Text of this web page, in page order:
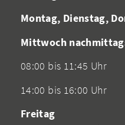
Montag, Dienstag,
Mittwoch
08:00 bis 11:45 Uhr
14:00 bis 16:00 Uhr
Freitag